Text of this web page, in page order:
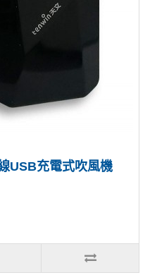
USB充電式吹風機